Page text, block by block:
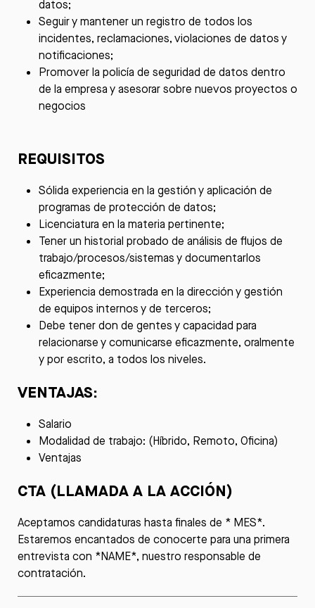
datos;
Seguir y mantener un registro de todos los
incidentes, reclamaciones, violaciones de datos y
notificaciones;
Promover la policía de seguridad de datos dentro
de la empresa y asesorar sobre nuevos proyectos o
negocios
REQUISITOS
Sólida experiencia en la gestión y aplicación de
programas de protección de datos;
Licenciatura en la materia pertinente;
Tener un historial probado de análisis de flujos de
trabajo/procesos/sistemas y documentarlos
eficazmente;
Experiencia demostrada en la dirección y gestión
de equipos internos y de terceros;
Debe tener don de gentes y capacidad para
relacionarse y comunicarse eficazmente, oralmente
y por escrito, a todos los niveles.
VENTAJAS:
Salario
Modalidad de trabajo: (Híbrido, Remoto, Oficina)
Ventajas
CTA (LLAMADA A LA ACCIÓN)
Aceptamos candidaturas hasta finales de * MES*.
Estaremos encantados de conocerte para una primera
entrevista con *NAME*, nuestro responsable de
contratación.